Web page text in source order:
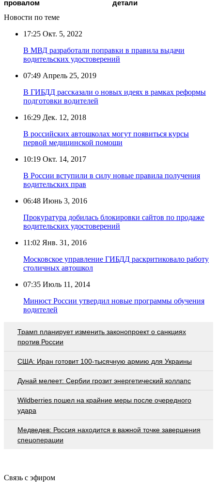
провалом
детали
Новости по теме
17:25 Окт. 5, 2022
В МВД разработали поправки в правила выдачи
водительских удостоверений
07:49 Апрель 25, 2019
В ГИБДД рассказали о новых идеях в рамках реформы
подготовки водителей
16:29 Дек. 12, 2018
В российских автошколах могут появиться курсы
первой медицинской помощи
10:19 Окт. 14, 2017
В России вступили в силу новые правила получения
водительских прав
06:48 Июнь 3, 2016
Прокуратура добилась блокировки сайтов по продаже
водительских удостоверений
11:02 Янв. 31, 2016
Московское управление ГИБДД раскритиковало работу
столичных автошкол
07:35 Июль 11, 2014
Минюст России утвердил новые программы обучения
водителей
Трамп планирует изменить законопроект о санкциях
против России
США: Иран готовит 100-тысячную армию для Украины
Дунай мелеет: Сербии грозит энергетический коллапс
Wildberries пошел на крайние меры после очередного
удара
Медведев: Россия находится в важной точке завершения
спецоперации
Связь с эфиром